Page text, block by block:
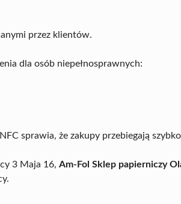
przez klientów.
dla osób niepełnosprawnych:
sprawia, że zakupy przebiegają
3 Maja 16, Am-Fol Sklep papierniczy